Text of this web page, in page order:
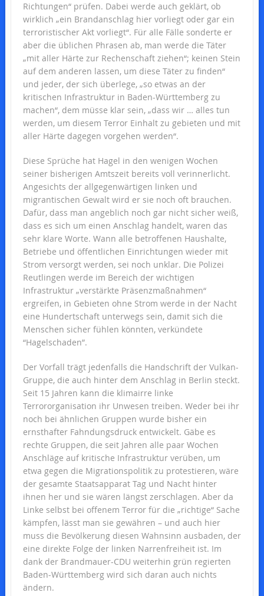
Richtungen“ prüfen. Dabei werde auch geklärt, ob
wirklich „ein Brandanschlag hier vorliegt oder gar ein
terroristischer Akt vorliegt“. Für alle Fälle sonderte er
aber die üblichen Phrasen ab, man werde die Täter
„mit aller Härte zur Rechenschaft ziehen“; keinen Stein
auf dem anderen lassen, um diese Täter zu finden“
und jeder, der sich überlege, „so etwas an der
kritischen Infrastruktur in Baden-Württemberg zu
machen“, dem müsse klar sein, „dass wir … alles tun
werden, um diesem Terror Einhalt zu gebieten und mit
aller Härte dagegen vorgehen werden“.
Diese Sprüche hat Hagel in den wenigen Wochen
seiner bisherigen Amtszeit bereits voll verinnerlicht.
Angesichts der allgegenwärtigen linken und
migrantischen Gewalt wird er sie noch oft brauchen.
Dafür, dass man angeblich noch gar nicht sicher weiß,
dass es sich um einen Anschlag handelt, waren das
sehr klare Worte. Wann alle betroffenen Haushalte,
Betriebe und öffentlichen Einrichtungen wieder mit
Strom versorgt werden, sei noch unklar. Die Polizei
Reutlingen werde im Bereich der wichtigen
Infrastruktur „verstärkte Präsenzmaßnahmen“
ergreifen, in Gebieten ohne Strom werde in der Nacht
eine Hundertschaft unterwegs sein, damit sich die
Menschen sicher fühlen könnten, verkündete
“Hagelschaden”.
Der Vorfall trägt jedenfalls die Handschrift der Vulkan-
Gruppe, die auch hinter dem Anschlag in Berlin steckt.
Seit 15 Jahren kann die klimairre linke
Terrororganisation ihr Unwesen treiben. Weder bei ihr
noch bei ähnlichen Gruppen wurde bisher ein
ernsthafter Fahndungsdruck entwickelt. Gäbe es
rechte Gruppen, die seit Jahren alle paar Wochen
Anschläge auf kritische Infrastruktur verüben, um
etwa gegen die Migrationspolitik zu protestieren, wäre
der gesamte Staatsapparat Tag und Nacht hinter
ihnen her und sie wären längst zerschlagen. Aber da
Linke selbst bei offenem Terror für die „richtige“ Sache
kämpfen, lässt man sie gewähren – und auch hier
muss die Bevölkerung diesen Wahnsinn ausbaden, der
eine direkte Folge der linken Narrenfreiheit ist. Im
dank der Brandmauer-CDU weiterhin grün regierten
Baden-Württemberg wird sich daran auch nichts
ändern.